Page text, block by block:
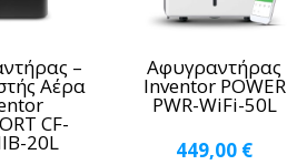
–
Αέρα
CF-
20L
Αφυγραντήρας
Inventor POWER
PWR-WiFi-50L
449,00 €